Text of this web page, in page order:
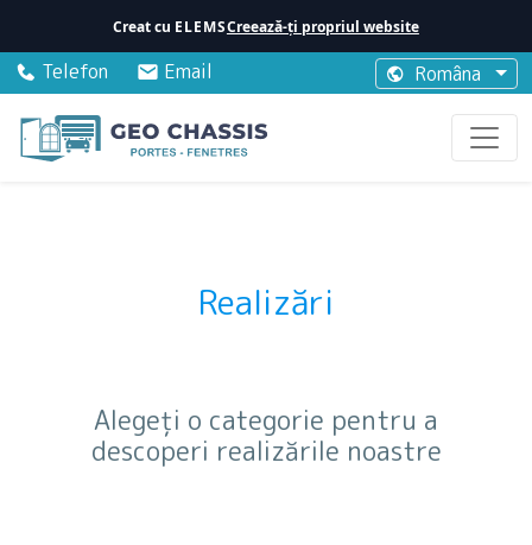
Creat cu ELEMSCreează-ți propriul website
Telefon Email Româna
Realizări
Alegeți o categorie pentru a
descoperi realizările noastre